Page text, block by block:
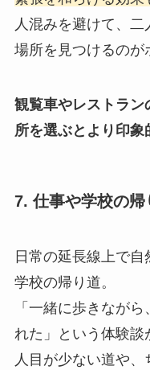
人混みを避けて、
場所を見つけるのが
観覧車やレストラ
所を選ぶとより印象
7. 仕事や学校の帰
日常の延長線上で
学校の帰り道。
「一緒に歩きなが
れた」という体験談
人目が少ない道や